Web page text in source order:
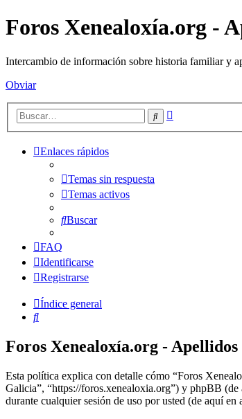
Foros Xenealoxía.org -
Intercambio de información sobre historia familiar y
Obviar
Buscar
Enlaces rápidos
Temas sin respuesta
Temas activos
Buscar
FAQ
Identificarse
Registrarse
Índice general
Buscar
Foros Xenealoxía.org -
Esta política explica con detalle cómo “Foros
Galicia”, “https://foros.xenealoxia.org”) y phpBB
durante cualquier sesión de uso por usted (de aquí en